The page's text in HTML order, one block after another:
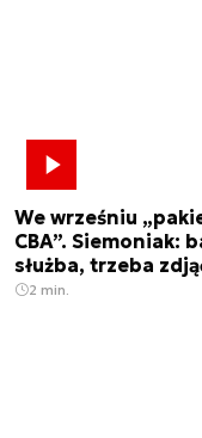
We wrześniu
CBA”. Siemoniak:
służba, trzeba
2 min.